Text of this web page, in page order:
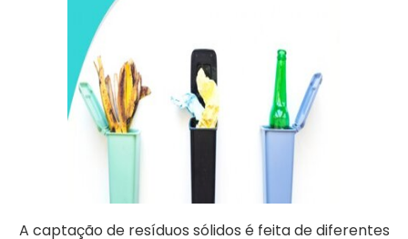
A captação de resíduos sólidos é feita de diferentes